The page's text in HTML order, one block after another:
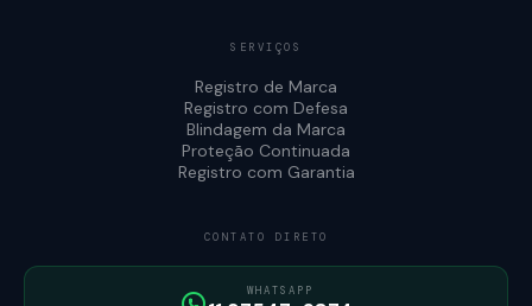
SERVIÇOS
Registro de Marca
Registro com Defesa
Blindagem da Marca
Proteção Continuada
Registro com Garantia
CONTATO DIRETO
WHATSAPP